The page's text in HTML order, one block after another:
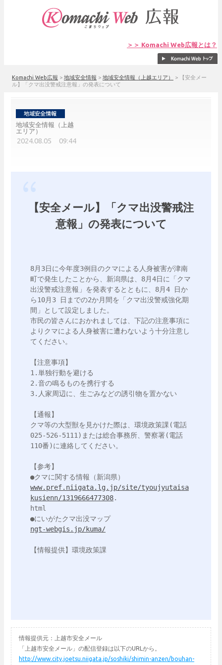
＞＞ Komachi Web広報とは？
Komachi Web広報 > 地域安全情報 > 地域安全情報（上越エリア） >
【安全メー
ル】「クマ出没警戒注意報」の発表について
地域安全情報（上越
エリア）
2024.08.05 09:44
【安全メール】「クマ出没警戒注
意報」の発表について
8月3日に今年度3例目のクマによる人身被害が津南
町で発生したことから、新潟県は、8月4日に「クマ
出没警戒注意報」を発表するとともに、8月4 日か
ら10月3 日までの2か月間を「クマ出没警戒強化期
間」として設定しました。
市民の皆さんにおかれましては、下記の注意事項に
よりクマによる人身被害に遭わないよう十分注意し
てください。
【注意事項】
1.単独行動を避ける
2.音の鳴るものを携行する
3.人家周辺に、生ごみなどの誘引物を置かない
【通報】
クマ等の大型獣を見かけた際は、環境政策課(電話
025-526-5111)または総合事務所、警察署(電話
110番)に連絡してください。
【参考】
www.pref.niigata.lg.jp/site/tyoujyutaisa
kusienn/1319666477308.
html
ngt-webgis.jp/kuma/
【情報提供】環境政策課
情報提供元：上越市安全メール
「上越市安全メール」の配信登録は以下のURLから。
http://www.city.joetsu.niigata.jp/soshiki/shimin-anzen/bouhan-